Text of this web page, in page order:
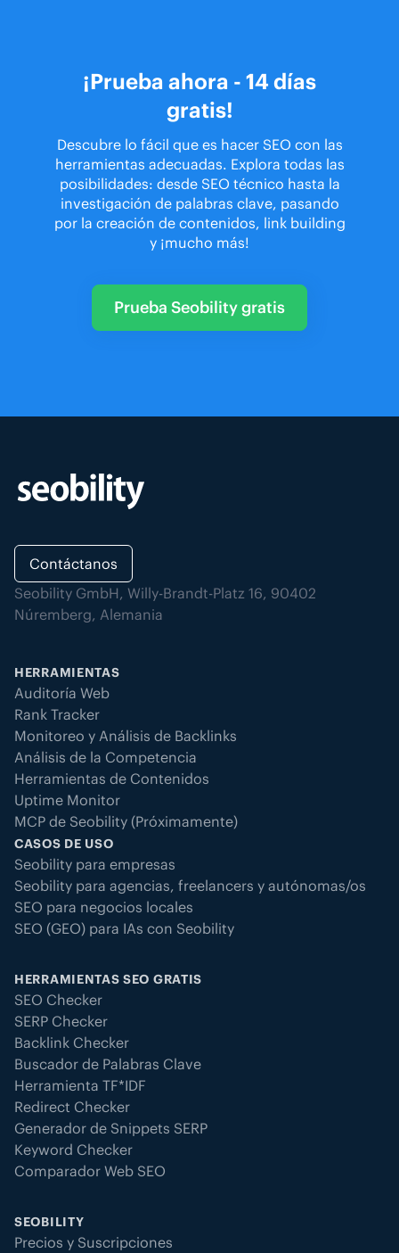
¡Prueba ahora - 14 días
gratis!
Descubre lo fácil que es hacer SEO con las
herramientas adecuadas. Explora todas las
posibilidades: desde SEO técnico hasta la
investigación de palabras clave, pasando
por la creación de contenidos, link building
y ¡mucho más!
Prueba Seobility gratis
Contáctanos
Seobility GmbH, Willy-Brandt-Platz 16, 90402
Núremberg, Alemania
HERRAMIENTAS
Auditoría Web
Rank Tracker
Monitoreo y Análisis de Backlinks
Análisis de la Competencia
Herramientas de Contenidos
Uptime Monitor
MCP de Seobility (Próximamente)
CASOS DE USO
Seobility para empresas
Seobility para agencias, freelancers y autónomas/os
SEO para negocios locales
SEO (GEO) para IAs con Seobility
HERRAMIENTAS SEO GRATIS
SEO Checker
SERP Checker
Backlink Checker
Buscador de Palabras Clave
Herramienta TF*IDF
Redirect Checker
Generador de Snippets SERP
Keyword Checker
Comparador Web SEO
SEOBILITY
Precios y Suscripciones